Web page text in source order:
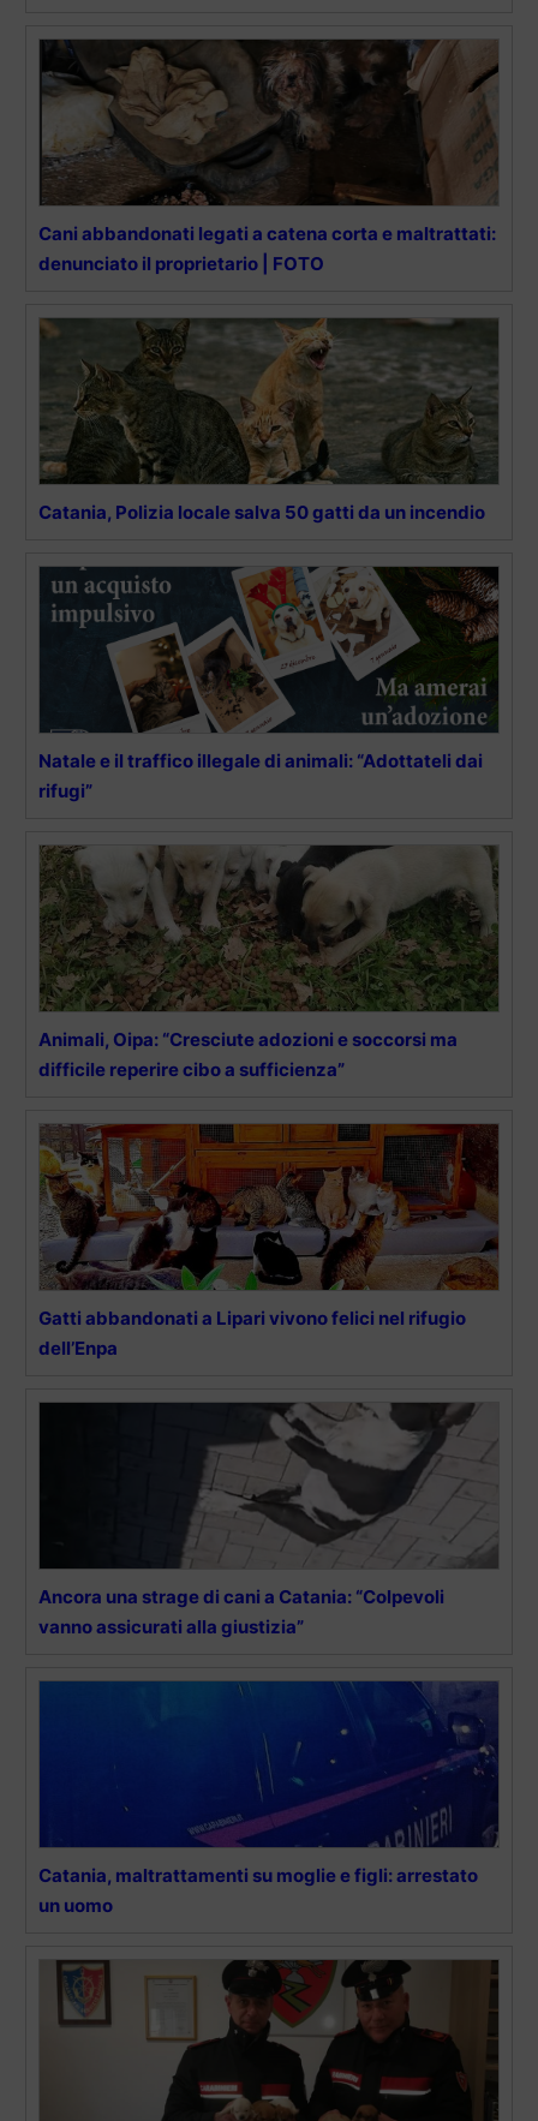
Cani abbandonati legati a catena corta e maltrattati:
denunciato il proprietario | FOTO
Catania, Polizia locale salva 50 gatti da un incendio
Natale e il traffico illegale di animali: “Adottateli dai
rifugi”
Animali, Oipa: “Cresciute adozioni e soccorsi ma
difficile reperire cibo a sufficienza”
Gatti abbandonati a Lipari vivono felici nel rifugio
dell’Enpa
Ancora una strage di cani a Catania: “Colpevoli
vanno assicurati alla giustizia”
Catania, maltrattamenti su moglie e figli: arrestato
un uomo